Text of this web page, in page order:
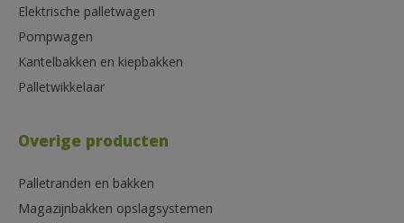
Elektrische palletwagen
Pompwagen
Kantelbakken en kiepbakken
Palletwikkelaar
Overige producten
Palletranden en bakken
Magazijnbakken opslagsystemen